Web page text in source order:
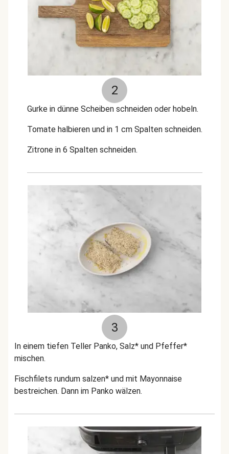
2
Gurke in dünne Scheiben schneiden oder hobeln.
Tomate halbieren und in 1 cm Spalten schneiden.
Zitrone in 6 Spalten schneiden.
3
In einem tiefen Teller Panko, Salz* und Pfeffer*
mischen.
Fischfilets rundum salzen* und mit Mayonnaise
bestreichen. Dann im Panko wälzen.